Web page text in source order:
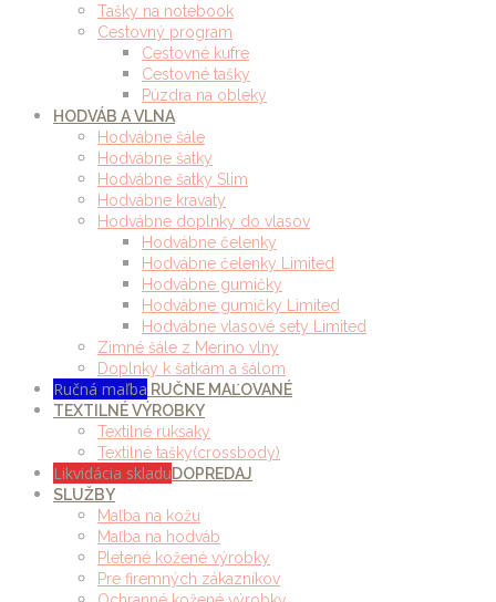
Tašky na notebook
Cestovný program
Cestovné kufre
Cestovné tašky
Púzdra na obleky
HODVÁB A VLNA
Hodvábne šále
Hodvábne šatky
Hodvábne šatky Slim
Hodvábne kravaty
Hodvábne doplnky do vlasov
Hodvábne čelenky
Hodvábne čelenky Limited
Hodvábne gumičky
Hodvábne gumičky Limited
Hodvábne vlasové sety Limited
Zimné šále z Merino vlny
Doplnky k šatkám a šálom
Ručná maľba RUČNE MAĽOVANÉ
TEXTILNÉ VÝROBKY
Textilné ruksaky
Textilné tašky(crossbody)
Likvidácia skladuDOPREDAJ
SLUŽBY
Maľba na kožu
Maľba na hodváb
Pletené kožené výrobky
Pre firemných zákazníkov